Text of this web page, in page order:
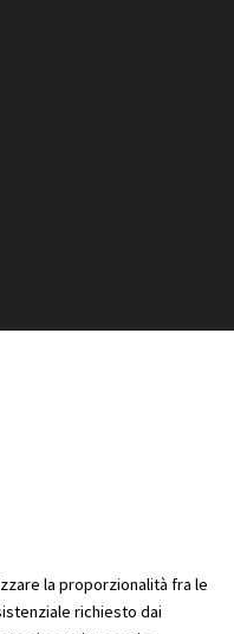
la proporzionalità fra le
richiesto dai